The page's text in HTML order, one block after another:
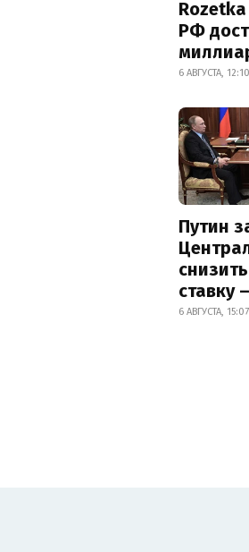
РФ
6 АВГУСТА, 12:10
Путин
ставку
6 АВГУСТА, 15:07